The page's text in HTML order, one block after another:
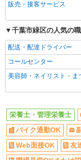
経験者・有資格者歓迎
女性活躍中
フリーター歓迎
ブランクOK
エルダー（50代～）活躍
ボーナス・賞与あり
時間固定シフト制
禁煙・分煙
社会保険あり
まかない・食事補助
退職金・財形貯蓄制度あ
販売・接客サービス
千葉市緑区の人気の
配送・配達ドライバー
コールセンター
美容師・ネイリスト・ま
栄養士・管理栄養士
バイク通勤OK
Web面接OK
友